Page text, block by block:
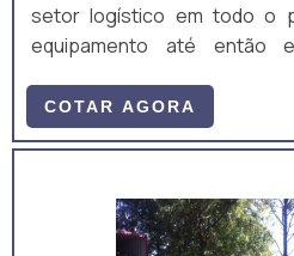
setor logístico em todo o
equipamento até então
manutenção em alturas
vem aumentando a sua
espaço reduzido nos
urbanos, as empresas não
COTAR AGORA